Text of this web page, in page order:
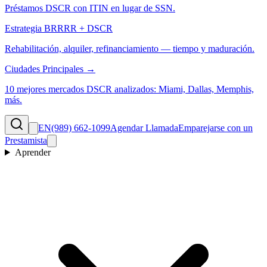
Préstamos DSCR con ITIN en lugar de SSN.
Estrategia BRRRR + DSCR
Rehabilitación, alquiler, refinanciamiento — tiempo y maduración.
Ciudades Principales →
10 mejores mercados DSCR analizados: Miami, Dallas, Memphis,
más.
EN(989) 662-1099Agendar LlamadaEmparejarse con un
Prestamista
Aprender